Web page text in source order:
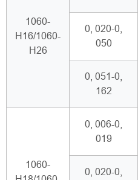
1060-
H16/1060-
H26
0, 020-0,
050
0, 051-0,
162
1060-
0, 006-0,
019
0, 020-0,